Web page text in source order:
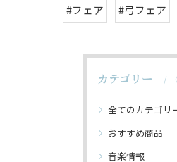
#フェア #弓フェア
カテゴリー
全てのカテゴリ
おすすめ商品
音楽情報